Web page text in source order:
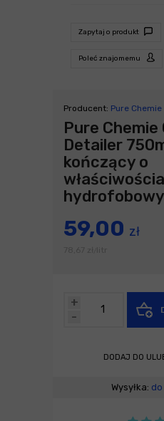
Zapytaj o produkt
Poleć znajomemu
Producent: Pure Chemie
Pure Chemie
Detailer
kończący o
59,00 zł
-
+
DODAJ DO
Wysyłka: